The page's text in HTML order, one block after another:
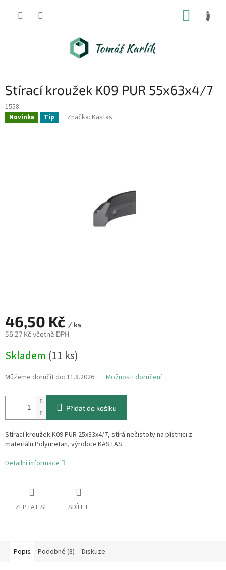
Stírací kroužek K09 PUR 55x63x4/7
1558
Novinka Tip Značka: Kastas
46,50 Kč / ks
56,27 Kč včetně DPH
cena:
Skladem (11 ks)
Můžeme doručit do: 11.8.2026 Možnosti doručení
Přidat do košíku
Stírací kroužek K09 PUR 25x33x4/7, stírá nečistoty na pístnici z
materiálu Polyuretan, výrobce KASTAS
Detailní informace
ZEPTAT SE SDÍLET
Popis Podobné (8) Diskuze